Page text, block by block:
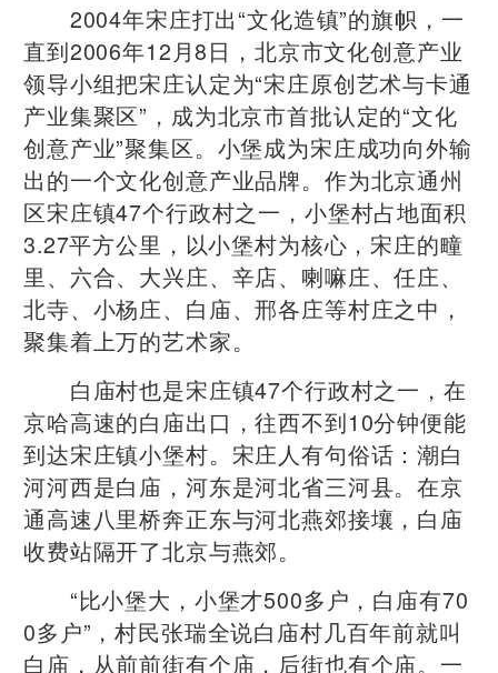
2004年宋庄打出“文化造镇”的旗帜，一
直到2006年12月8日，北京市文化创意产业
领导小组把宋庄认定为“宋庄原创艺术与卡通
产业集聚区”，成为北京市首批认定的“文化
创意产业”聚集区。小堡成为宋庄成功向外输
出的一个文化创意产业品牌。作为北京通州
区宋庄镇47个行政村之一，小堡村占地面积
3.27平方公里，以小堡村为核心，宋庄的疃
里、六合、大兴庄、辛店、喇嘛庄、任庄、
北寺、小杨庄、白庙、邢各庄等村庄之中，
聚集着上万的艺术家。
白庙村也是宋庄镇47个行政村之一，在
京哈高速的白庙出口，往西不到10分钟便能
到达宋庄镇小堡村。宋庄人有句俗话：潮白
河河西是白庙，河东是河北省三河县。在京
通高速八里桥奔正东与河北燕郊接壤，白庙
收费站隔开了北京与燕郊。
“比小堡大，小堡才500多户，白庙有70
0多户”，村民张瑞全说白庙村几百年前就叫
白庙，从前前街有个庙，后街也有个庙。一